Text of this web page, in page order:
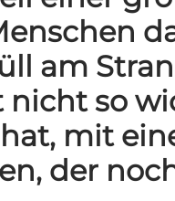
am
nicht so
mit
der